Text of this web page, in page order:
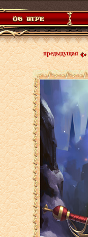
предыдущая